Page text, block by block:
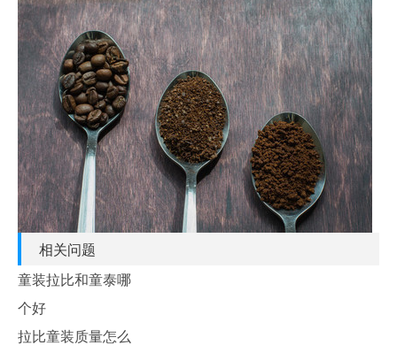
相关问题
童装拉比和童泰哪
个好
拉比童装质量怎么